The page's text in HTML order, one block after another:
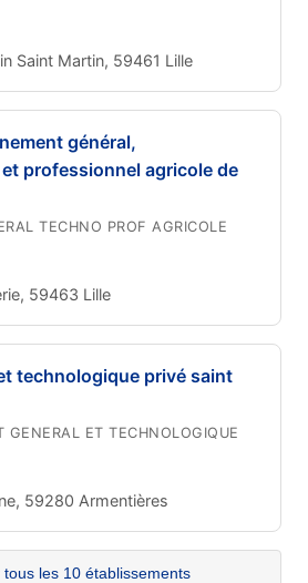
Saint Martin, 59461 Lille
général,
professionnel agricole de
TECHNO PROF AGRICOLE
59463 Lille
technologique privé saint
GENERAL ET TECHNOLOGIQUE
59280 Armentières
tous les 10 établissements